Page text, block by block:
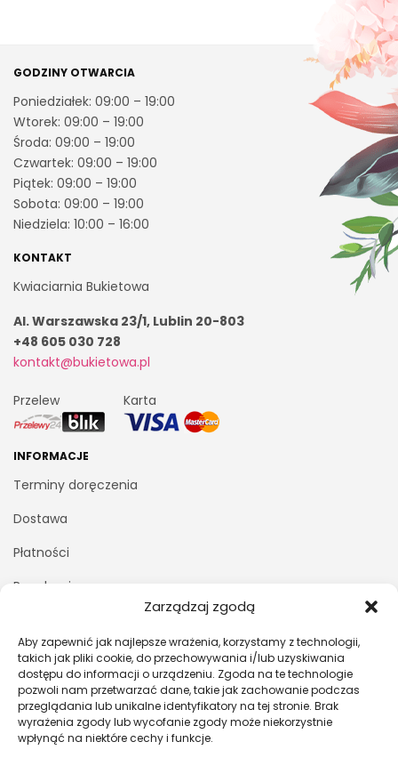
Zarządzaj zgodą
Aby zapewnić jak najlepsze wrażenia, korzystamy z technologii,
takich jak pliki cookie, do przechowywania i/lub uzyskiwania
dostępu do informacji o urządzeniu. Zgoda na te technologie
pozwoli nam przetwarzać dane, takie jak zachowanie podczas
przeglądania lub unikalne identyfikatory na tej stronie. Brak
wyrażenia zgody lub wycofanie zgody może niekorzystnie
wpłynąć na niektóre cechy i funkcje.
GODZINY OTWARCIA
Poniedziałek: 09:00 – 19:00
Wtorek: 09:00 – 19:00
Środa: 09:00 – 19:00
Czwartek: 09:00 – 19:00
Piątek: 09:00 – 19:00
Sobota: 09:00 – 19:00
Niedziela: 10:00 – 16:00
KONTAKT
Kwiaciarnia Bukietowa
Al. Warszawska 23/1, Lublin 20-803
+48 605 030 728
kontakt@bukietowa.pl
Przelew Karta
INFORMACJE
Terminy doręczenia
Dostawa
Płatności
Regulamin
Kontakt z nami
MOJE KONTO
Logowanie/Rejestracja